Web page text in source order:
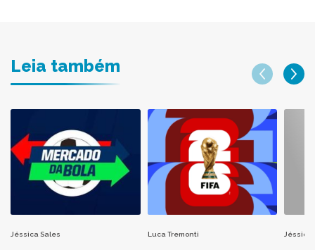
Leia também
Jéssica Sales Luca Tremonti Jéssica